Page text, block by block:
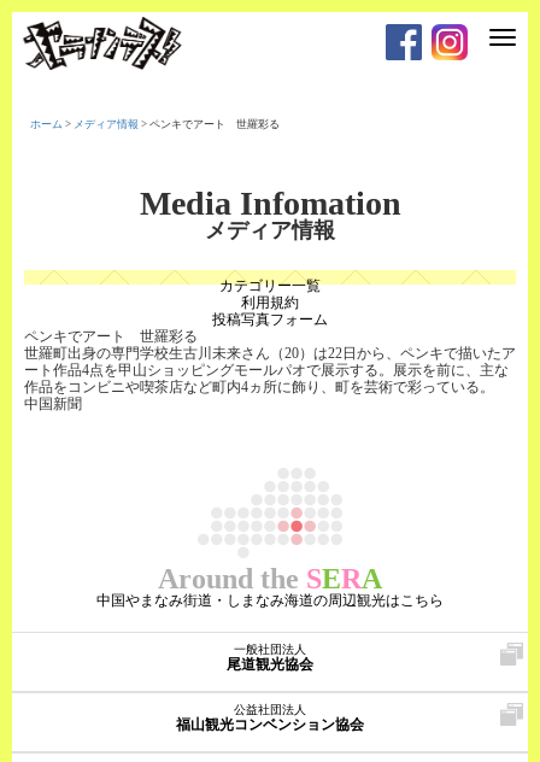
T
o
n
ホーム > メディア情報 > ペンキでアート 世羅彩る
Media Infomation
メディア情報
カテゴリー一覧
利用規約
投稿写真フォーム
ペンキでアート 世羅彩る
世羅町出身の専門学校生古川未来さん（20）は22日から、ペンキで描いたア
ート作品4点を甲山ショッピングモールパオで展示する。展示を前に、主な
作品をコンビニや喫茶店など町内4ヵ所に飾り、町を芸術で彩っている。
中国新聞
Around the SERA
中国やまなみ街道・しまなみ海道の周辺観光はこちら
一般社団法人
尾道観光協会
公益社団法人
福山観光コンベンション協会